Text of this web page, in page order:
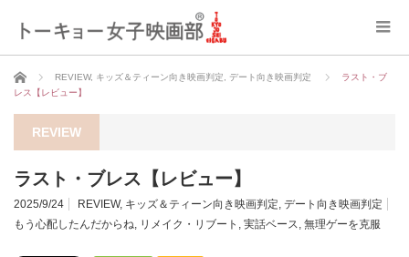
ホーム REVIEW, キッズ＆ティーン向き映画判定 デート向き映画判定
ラスト・ブ
レス【レビュー】
REVIEW
ラスト・ブレス【レビュー】
2025/9/24 REVIEW, キッズ＆ティーン向き映画判定, デート向き映画判定
もう心配したんだからね, リメイク・リブート , 実話ベース, 無理ゲーを克服